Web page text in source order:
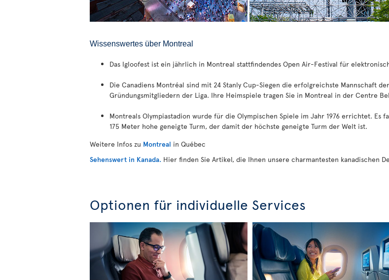
Wissenswertes über Montreal
Das Igloofest ist ein jährlich in Montreal stattfindendes Open Air-Festival für
Die Canadiens Montréal sind mit 24 Stanly Cup-Siegen die erfolgreichste Mannschaft
Gründungsmitgliedern der Liga. Ihre Heimspiele tragen Sie in Montreal in der Centre
Montreals Olympiastadion wurde für die Olympischen Spiele im Jahr 1976 errichtet. Es
175 Meter hohe geneigte Turm, der damit der höchste geneigte Turm der Welt ist.
Weitere Infos zu Montreal in Québec
Sehenswert in Kanada. Hier finden Sie Artikel, die Ihnen unsere charmantesten kanadischen
Optionen für individuelle Services